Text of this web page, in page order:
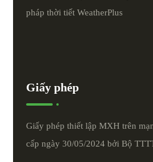
pháp thời tiếtWeatherPlus
Giấy phép
Giấy phép thiết lập MXH trên
cấp ngày 30/05/2024 bởi Bộ